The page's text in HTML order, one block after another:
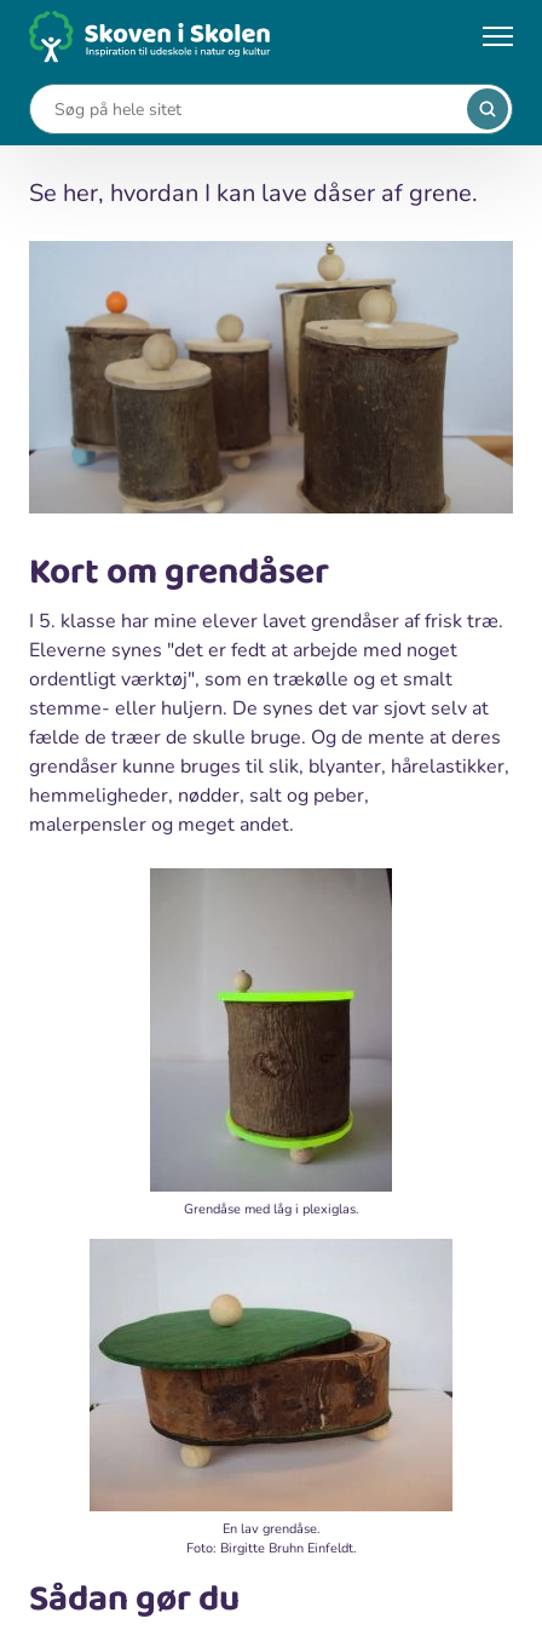
... Undervisningsforløb Grendåser
Grendåser
Se her, hvordan I kan lave dåser af grene.
Kort om grendåser
I 5. klasse har mine elever lavet grendåser af frisk træ.
Eleverne synes "det er fedt at arbejde med noget
ordentligt værktøj", som en trækølle og et smalt
stemme- eller huljern. De synes det var sjovt selv at
fælde de træer de skulle bruge. Og de mente at deres
grendåser kunne bruges til slik, blyanter, hårelastikker,
hemmeligheder, nødder, salt og peber,
malerpensler og meget andet.
Grendåse med låg i plexiglas.
En lav grendåse.
Foto: Birgitte Bruhn Einfeldt.
Sådan gør du